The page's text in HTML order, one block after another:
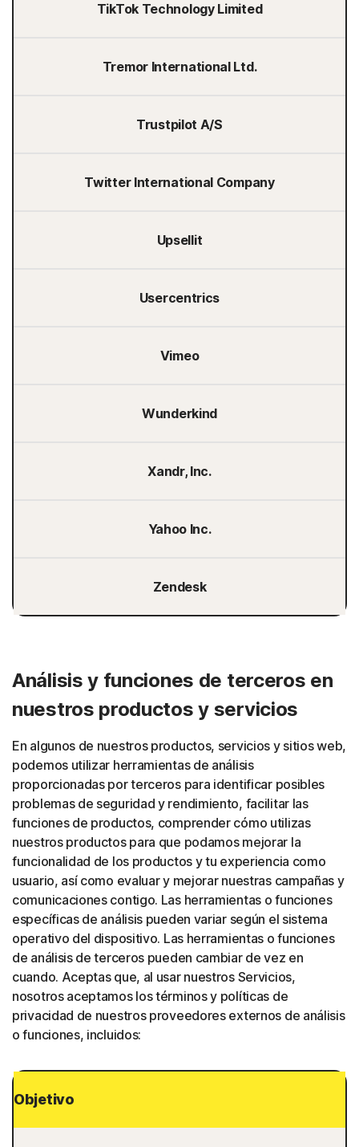
TikTok Technology Limited
Tremor International Ltd.
Trustpilot A/S
Twitter International Company
Upsellit
Usercentrics
Vimeo
Wunderkind
Xandr, Inc.
Yahoo Inc.
Zendesk
Análisis y funciones de terceros en
nuestros productos y servicios
En algunos de nuestros productos, servicios y sitios web,
podemos utilizar herramientas de análisis
proporcionadas por terceros para identificar posibles
problemas de seguridad y rendimiento, facilitar las
funciones de productos, comprender cómo utilizas
nuestros productos para que podamos mejorar la
funcionalidad de los productos y tu experiencia como
usuario, así como evaluar y mejorar nuestras campañas y
comunicaciones contigo. Las herramientas o funciones
específicas de análisis pueden variar según el sistema
operativo del dispositivo. Las herramientas o funciones
de análisis de terceros pueden cambiar de vez en
cuando. Aceptas que, al usar nuestros Servicios,
nosotros aceptamos los términos y políticas de
privacidad de nuestros proveedores externos de análisis
o funciones, incluidos:
Objetivo